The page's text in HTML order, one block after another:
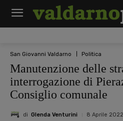
San Giovanni Valdarno Politica
Manutenzione delle
interrogazione di
Consiglio comunale
di Glenda Venturini 8 Aprile 2022